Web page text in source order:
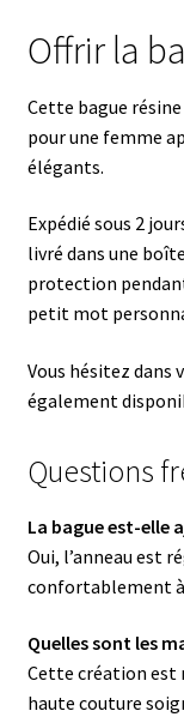
Offrir la
Cette bague
pour une femme
élégants.
Expédié sous 2
livré dans une
protection
petit mot
Vous hésitez dans
également
Questions
La bague est-elle
Oui, l’anneau est
confortablement
Quelles sont les
Cette création est
haute couture